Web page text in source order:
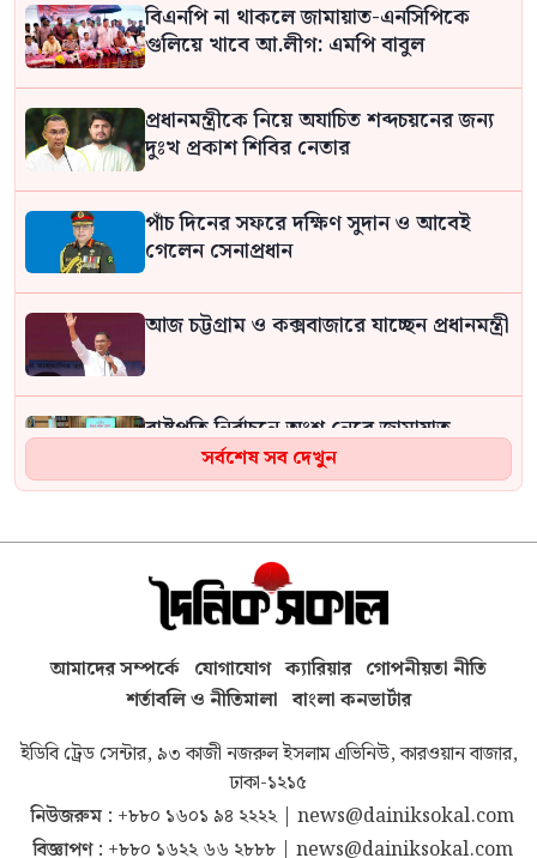
বিএনপি না থাকলে জামায়াত-এনসিপিকে
গুলিয়ে খাবে আ.লীগ: এমপি বাবুল
প্রধানমন্ত্রীকে নিয়ে অযাচিত শব্দচয়নের জন্য
দুঃখ প্রকাশ শিবির নেতার
পাঁচ দিনের সফরে দক্ষিণ সুদান ও আবেই
গেলেন সেনাপ্রধান
আজ চট্টগ্রাম ও কক্সবাজারে যাচ্ছেন প্রধানমন্ত্রী
রাষ্ট্রপতি নির্বাচনে অংশ নেবে জামায়াত,
রোববার চূড়ান্ত হবে প্রার্থী
চিত্র নেই, বিএনপি হয়তো ভয় পাচ্ছে: নাহিদ
ইসলাম
জাহাঙ্গীর গেইটের রাস্তায় লাশ , পাশে
ভাঙাচোরা বাইক
সেনবাগে নিখোঁজের পর পুকুরে মিলল শিশু
আরাফাত হোসেনের মরদেহ
সর্বশেষ সব দেখুন
আমাদের সম্পর্কে যোগাযোগ ক্যারিয়ার গোপনীয়তা নীতি
শর্তাবলি ও নীতিমালা বাংলা কনভার্টার
ইডিবি ট্রেড সেন্টার, ৯৩ কাজী নজরুল ইসলাম এভিনিউ, কারওয়ান বাজার,
ঢাকা-১২১৫
নিউজরুম : +৮৮০ ১৬০১ ৯৪ ২২২২| news@dainiksokal.com
বিজ্ঞাপণ : +৮৮০ ১৬২২ ৬৬ ২৮৮৮| news@dainiksokal.com